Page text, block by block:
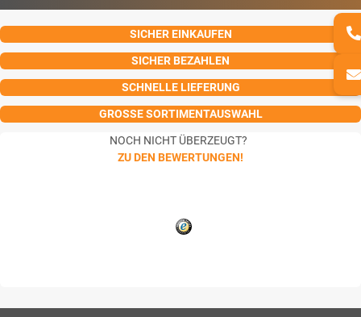
SICHER EINKAUFEN
SICHER BEZAHLEN
SCHNELLE LIEFERUNG
GROSSE SORTIMENTAUSWAHL
NOCH NICHT ÜBERZEUGT?
ZU DEN BEWERTUNGEN!